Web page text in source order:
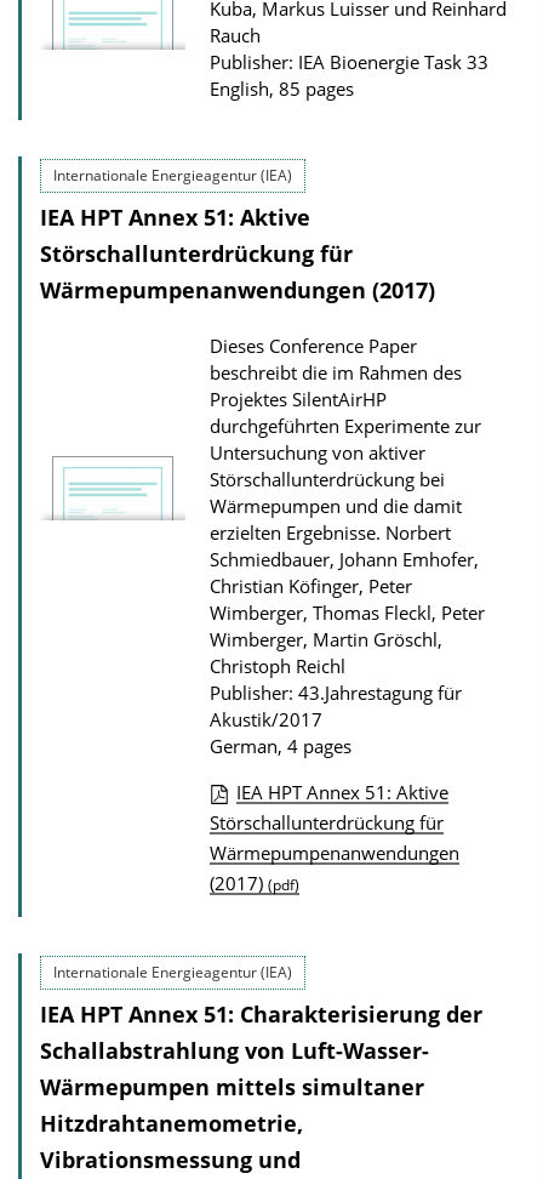
Kuba, Markus Luisser und Reinhard
Rauch
Publisher: IEA Bioenergie Task 33
English, 85 pages
Internationale Energieagentur (IEA)
IEA HPT Annex 51: Aktive
Störschallunterdrückung für
Wärmepumpenanwendungen (2017)
Dieses Conference Paper
beschreibt die im Rahmen des
Projektes SilentAirHP
durchgeführten Experimente zur
Untersuchung von aktiver
Störschallunterdrückung bei
Wärmepumpen und die damit
erzielten Ergebnisse. Norbert
Schmiedbauer, Johann Emhofer,
Christian Köfinger, Peter
Wimberger, Thomas Fleckl, Peter
Wimberger, Martin Gröschl,
Christoph Reichl
Publisher: 43.Jahrestagung für
Akustik/2017
German, 4 pages
P
u
b
i
c
a
t
o
n
IEA HPT Annex 51: Aktive
Störschallunterdrückung für
Wärmepumpenanwendungen
(2017) (pdf)
Internationale Energieagentur (IEA)
IEA HPT Annex 51: Charakterisierung der
Schallabstrahlung von Luft-Wasser-
Wärmepumpen mittels simultaner
Hitzdrahtanemometrie,
Vibrationsmessung und